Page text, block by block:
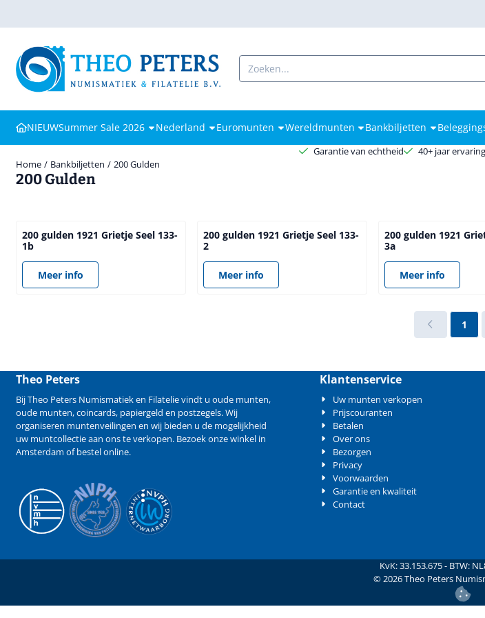
Zoeken
NIEUWSummer Sale 2026 Nederland Euromunten Wereldmunten Bankbiljetten
Garantie van echtheid 40+ jaar ervaring
Home / Bankbiljetten / 200 Gulden
200 Gulden
200 gulden 1921 Grietje Seel 133-
1b
Prijs niet zichtbaar
Meer info
200 gulden 1921 Grietje Seel 133-
2
Prijs niet zichtbaar
Meer info
200 gulden 1921
3a
Prijs niet zichtbaar
Meer info
1
Theo Peters
Bij Theo Peters Numismatiek en Filatelie vindt u oude munten,
oude munten,coincards, papiergeld en postzegels. Wij
organiseren muntenveilingen en wij bieden u de mogelijkheid
uw muntcollectie aan ons te verkopen. Bezoek onze winkel in
Amsterdam of bestel online.
Klantenservice
Uw munten verkopen
Prijscouranten
Betalen
Over ons
Bezorgen
Privacy
Voorwaarden
Garantie en kwaliteit
Contact
KvK: 33.153.675 - BTW:
©2026Theo Peters